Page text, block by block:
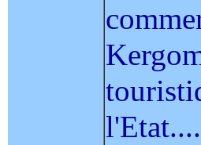
l'Etat....